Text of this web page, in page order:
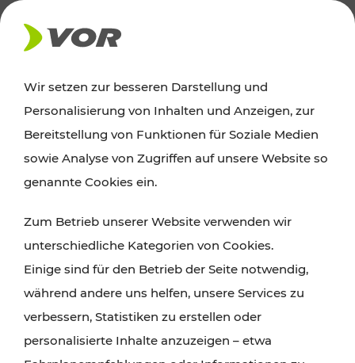
AKTUELLES
Ausflugstipps
Wien, Niederösterreich und das Burgenland
Wanderungen, Kultur und Gastronomie,
Radtouren oder purer Naturgenuss – viele
Attraktionen sind mit den Ticket- und Fahrplan-
Angeboten des VOR gut und schnell erreichbar.
Wir setzen zur besseren Darstellung und
Personalisierung von Inhalten und Anzeigen, zur
Bereitstellung von Funktionen für Soziale Medien
sowie Analyse von Zugriffen auf unsere Website so
genannte Cookies ein.
Zum Betrieb unserer Website verwenden wir
unterschiedliche Kategorien von Cookies.
Einige sind für den Betrieb der Seite notwendig,
während andere uns helfen, unsere Services zu
verbessern, Statistiken zu erstellen oder
personalisierte Inhalte anzuzeigen – etwa